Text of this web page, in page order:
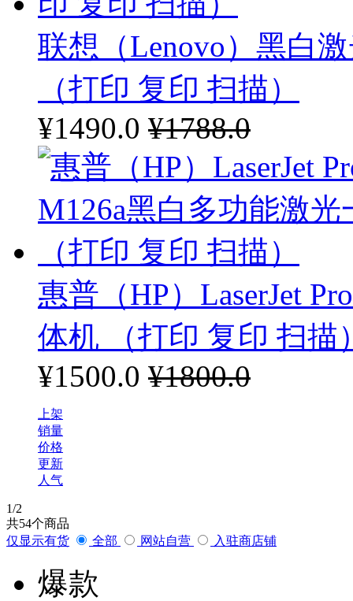
联想（Lenovo）黑白
（打印 复印 扫描）
¥1490.0 ¥1788.0
惠普（HP）LaserJet
体机 （打印 复印 扫描
¥1500.0 ¥1800.0
上架
销量
价格
更新
人气
1/2
共54个商品
仅显示有货
全部 网站自营 入驻商店铺
爆款